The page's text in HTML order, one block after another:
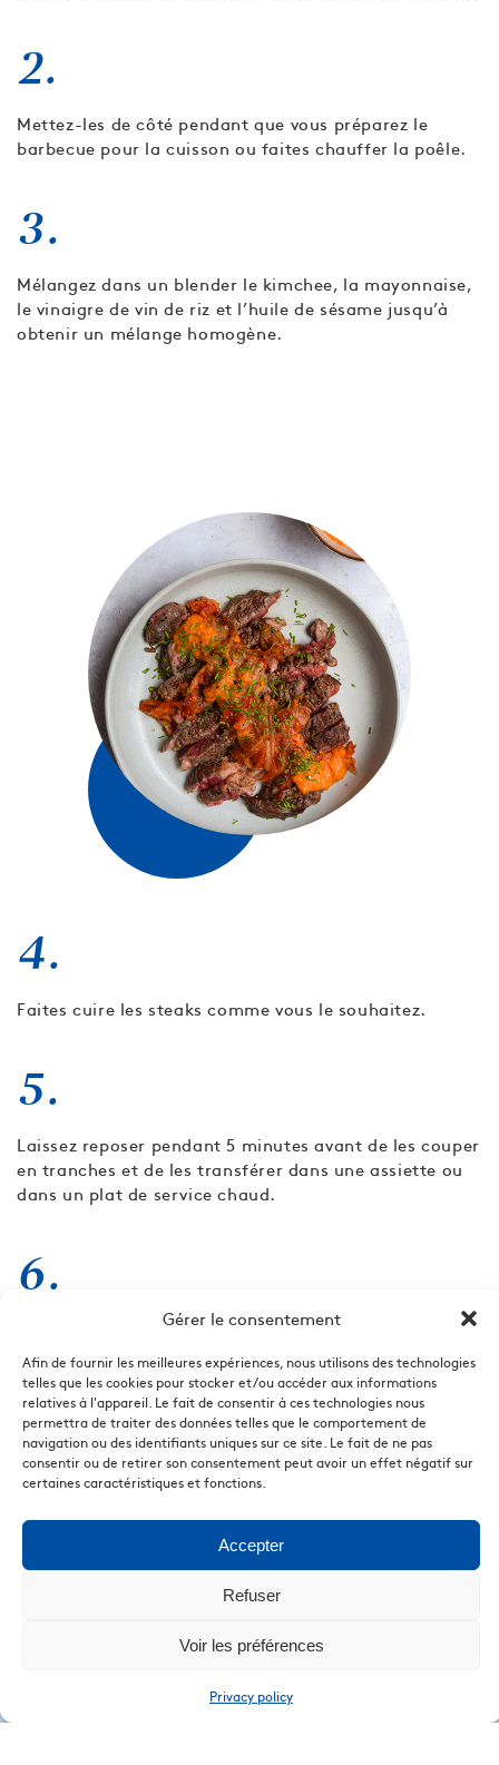
Gérer le consentement
Afin de fournir les meilleures expériences, nous utilisons des technologies
telles que les cookies pour stocker et/ou accéder aux informations
relatives à l'appareil. Le fait de consentir à ces technologies nous
permettra de traiter des données telles que le comportement de
navigation ou des identifiants uniques sur ce site. Le fait de ne pas
consentir ou de retirer son consentement peut avoir un effet négatif sur
certaines caractéristiques et fonctions.
Accepter
Refuser
Voir les préférences
Privacy policy
2.
Mettez-les de côté pendant que vous préparez le
barbecue pour la cuisson ou faites chauffer la poêle.
3.
Mélangez dans un blender le kimchee, la mayonnaise,
le vinaigre de vin de riz et l’huile de sésame jusqu’à
obtenir un mélange homogène.
4.
Faites cuire les steaks comme vous le souhaitez.
5.
Laissez reposer pendant 5 minutes avant de les couper
en tranches et de les transférer dans une assiette ou
dans un plat de service chaud.
6.
Verser la sauce à la cuillère, parsemer d’un peu de
kimchi supplémentaire et terminer par une généreuse
couche de ciboulette hachée.